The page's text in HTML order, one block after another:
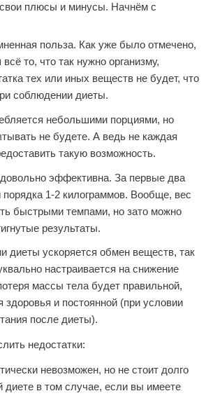
плюсы и минусы. Начнём с
польза. Как уже было отмечено,
то, что так нужно организму,
тех или иных веществ не будет, что
соблюдении диеты.
небольшими порциями, но
не будете. А ведь не каждая
такую возможность.
эффективна. За первые два
порядка 1-2 килограммов. Вообще, вес
быстрыми темпами, но зато можно
результаты.
диеты ускоряется обмен веществ, так
настраивается на снижение
массы тела будет правильной,
здоровья и постоянной (при условии
после диеты).
недостатки:
невозможен, но не стоит долго
диете в том случае, если вы имеете